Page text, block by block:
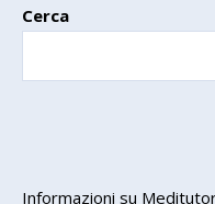
Cerca
Informazioni su